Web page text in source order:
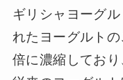
ギリシャヨーグ
れたヨーグルト
倍に濃縮してお